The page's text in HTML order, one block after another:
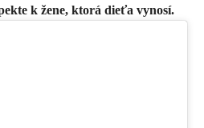
k žene, ktorá dieťa vynosí.